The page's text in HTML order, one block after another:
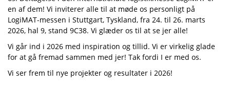
en af dem! Vi inviterer alle til at møde os personligt på
LogiMAT-messen i Stuttgart, Tyskland, fra 24. til 26. marts
2026, hal 9, stand 9C38. Vi glæder os til at se jer alle!
Vi går ind i 2026 med inspiration og tillid. Vi er virkelig glade
for at gå fremad sammen med jer! Tak fordi I er med os.
Vi ser frem til nye projekter og resultater i 2026!